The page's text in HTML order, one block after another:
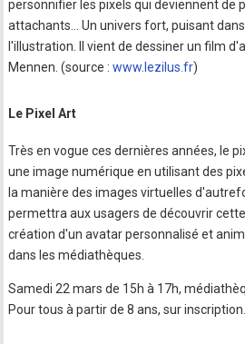
personnifier les pixels qui deviennent de
attachants... Un univers fort, puisant
l'illustration. Il vient de dessiner un film
Mennen. (source :www.lezilus.fr)
Le Pixel Art
Très en vogue ces dernières années, le
une image numérique en utilisant des
la manière des images virtuelles
permettra aux usagers de découvrir
création d'un avatar personnalisé et
dans les médiathèques.
Samedi 22 mars de 15h à 17h,
Pour tous à partir de 8 ans, sur inscription.